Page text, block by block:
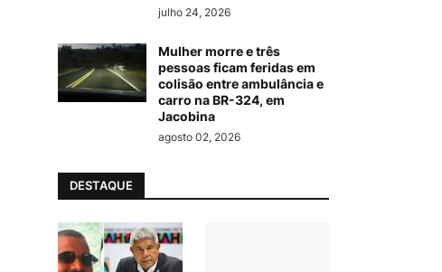
julho 24, 2026
Mulher morre e três
pessoas ficam feridas em
colisão entre ambulância e
carro na BR-324, em
Jacobina
agosto 02, 2026
DESTAQUE